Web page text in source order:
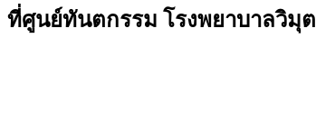
ที่ศูนย์ทันตกรรม โรงพยาบาลวิมุต